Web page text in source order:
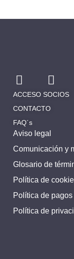
Aviso legal
Comunicación y
Glosario de
Política de
Política de
Política de
ACCESO SOCIOS
CONTACTO
FAQ´s